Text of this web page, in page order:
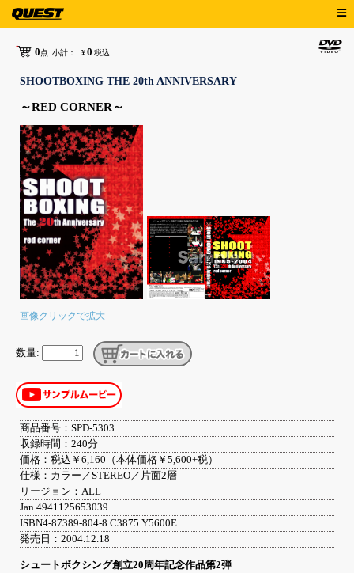
0点 小計： ¥0 税込
SHOOTBOXING THE 20th ANNIVERSARY
～RED CORNER～
画像クリックで拡大
数量:
商品番号：SPD-5303
収録時間：240分
価格：税込￥6,160（本体価格￥5,600+税）
仕様：カラー／STEREO／片面2層
リージョン：ALL
Jan 4941125653039
ISBN4-87389-804-8 C3875 Y5600E
発売日：2004.12.18
シュートボクシング創立20周年記念作品第2弾